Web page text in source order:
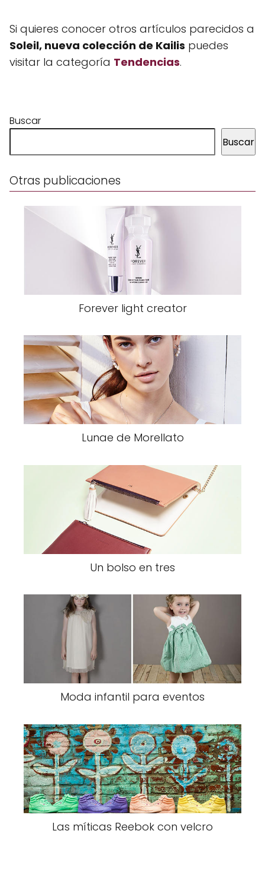
Si quieres conocer otros artículos parecidos a
Soleil, nueva colección de Kailis puedes
visitar la categoría Tendencias.
Buscar
Buscar
Otras publicaciones
Forever light creator
Lunae de Morellato
Un bolso en tres
Moda infantil para eventos
Las míticas Reebok con velcro